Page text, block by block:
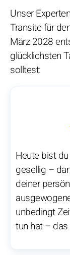
Unser
Transite für
März 2028
glücklichsten
solltest:
Heute bist
gesellig –
deiner
unbedingt
tun hat –